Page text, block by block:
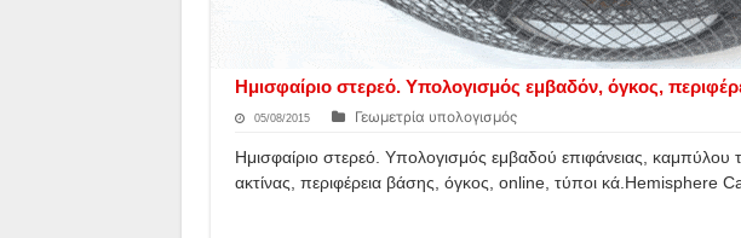
Ημισφαίριο στερεό. Υπολογισμός εμβαδόν, όγκος,
05/08/2015 Γεωμετρία υπολογισμός
Ημισφαίριο στερεό. Υπολογισμός εμβαδού επιφάνειας,
ακτίνας, περιφέρεια βάσης, όγκος, online, τύποι κά.Hemisphere